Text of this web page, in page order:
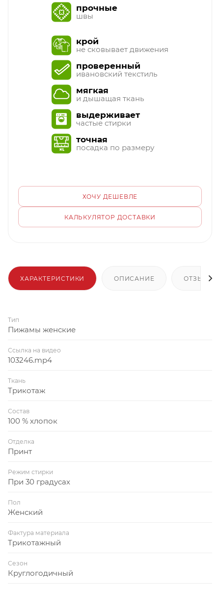
прочные
швы
крой
не сковывает движения
проверенный
ивановский текстиль
мягкая
и дышащая ткань
выдерживает
частые стирки
точная
посадка по размеру
ХОЧУ ДЕШЕВЛЕ
КАЛЬКУЛЯТОР ДОСТАВКИ
ХАРАКТЕРИСТИКИ ОПИСАНИЕ ОТЗЫВЫ
Тип
Пижамы женские
Ссылка на видео
103246.mp4
Ткань
Трикотаж
Состав
100 % хлопок
Отделка
Принт
Режим стирки
При 30 градусах
Пол
Женский
Фактура материала
Трикотажный
Сезон
Круглогодичный